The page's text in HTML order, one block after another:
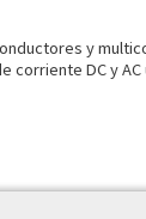
y
DC y AC